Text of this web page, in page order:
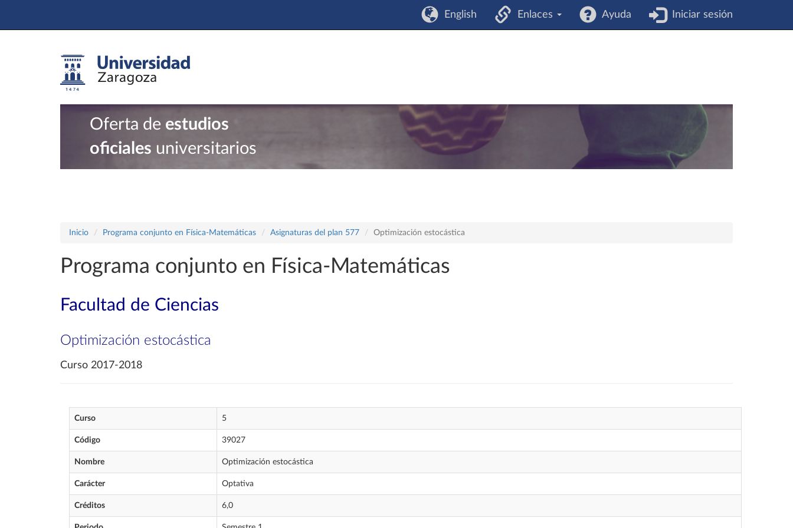
English Enlaces Ayuda Iniciar sesión
Oferta de estudios
oficiales universitarios
Inicio Programa conjunto en Física-Matemáticas Asignaturas del plan 577 Optimización estocástica
Programa conjunto en Física-Matemáticas
Facultad de Ciencias
Optimización estocástica
Curso 2017-2018
Curso 5
Código 39027
Nombre Optimización estocástica
Carácter Optativa
Créditos 6,0